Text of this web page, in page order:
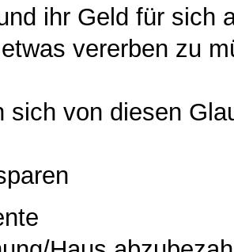
ihr Geld für sich
vererben zu
sich von diesen